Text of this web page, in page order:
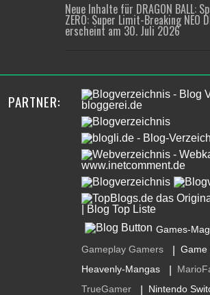
Neue Inhalte für DRAGON BALL:
ZERO: Super Limit-Breaking NEO
erscheint am 30. Juli 2026
PARTNER:
Games-Mag
Gameplay Gamers Game
Heavenly-Mangas
TrueGamer Nintendo